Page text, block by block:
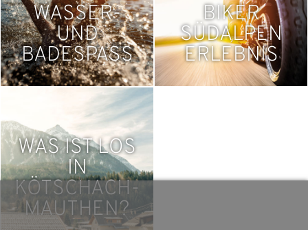
WASSER-
UND
BADESPASS
BIKER
SÜDALPEN
ERLEBNIS
WAS IST LOS
IN
KÖTSCHACH-
MAUTHEN?